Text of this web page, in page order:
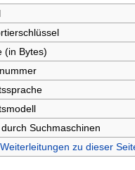
(in Bytes)
Suchmaschinen
zu dieser